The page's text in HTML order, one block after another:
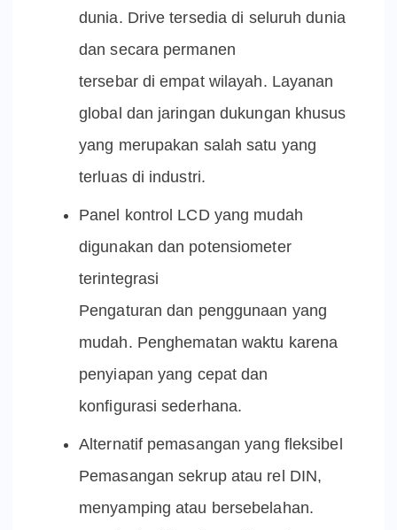
dunia. Drive tersedia di seluruh dunia
dan secara permanen
tersebar di empat wilayah. Layanan
global dan jaringan dukungan khusus
yang merupakan salah satu yang
terluas di industri.
Panel kontrol LCD yang mudah
digunakan dan potensiometer
terintegrasi
Pengaturan dan penggunaan yang
mudah. Penghematan waktu karena
penyiapan yang cepat dan
konfigurasi sederhana.
Alternatif pemasangan yang fleksibel
Pemasangan sekrup atau rel DIN,
menyamping atau bersebelahan.